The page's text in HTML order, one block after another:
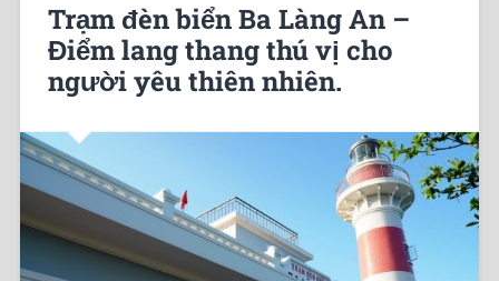
Trạm đèn biển Ba Làng An –
Điểm lang thang thú vị cho
người yêu thiên nhiên.